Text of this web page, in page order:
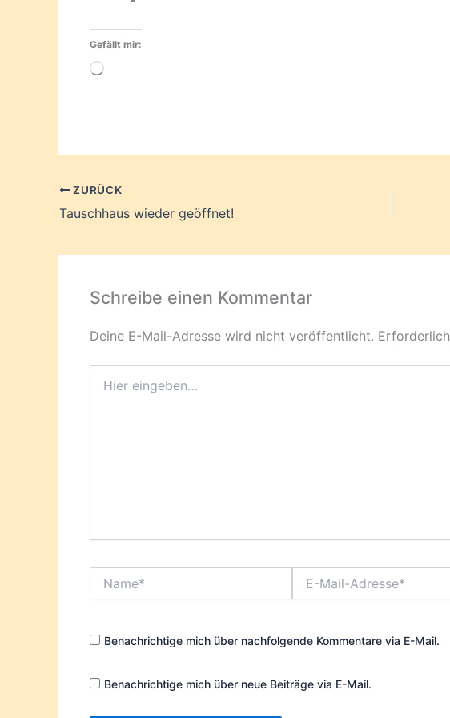
Gefällt mir:
Wird
ZURÜCK
Tauschhaus wieder geöffnet!
Schreibe einen Kommentar
Deine E-Mail-Adresse wird nicht veröffentlicht.
eingeben…
Mail-
Benachrichtige mich über nachfolgende Kommentare via E-Mail.
Benachrichtige mich über neue Beiträge via E-Mail.